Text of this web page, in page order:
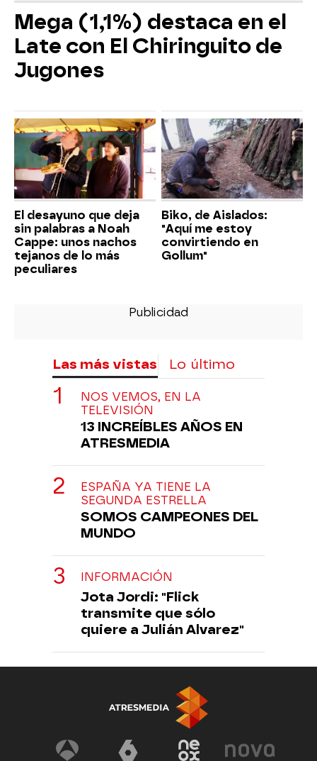
Mega (1,1%) destaca en el
Late con El Chiringuito de
Jugones
El desayuno que deja
sin palabras a Noah
Cappe: unos nachos
tejanos de lo más
peculiares
Biko, de Aislados:
"Aquí me estoy
convirtiendo en
Gollum"
Las más vistas Lo último
NOS VEMOS, EN LA
TELEVISIÓN
13 INCREÍBLES AÑOS EN
ATRESMEDIA
ESPAÑA YA TIENE LA
SEGUNDA ESTRELLA
SOMOS CAMPEONES DEL
MUNDO
INFORMACIÓN
Jota Jordi: "Flick
transmite que sólo
quiere a Julián Alvarez"